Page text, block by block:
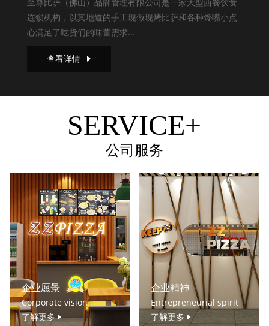
连锁机构，以其地道的手工现做现烤比萨和各种馋嘴小点
心满足了吃货们的味蕾需求...
查看详情
SERVICE+
公司服务
企业愿景
Corporate vision
了解更多
企业精神
Entrepreneurial spirit
了解更多